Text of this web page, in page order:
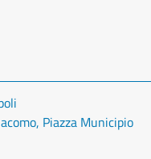
Piazza Municipio